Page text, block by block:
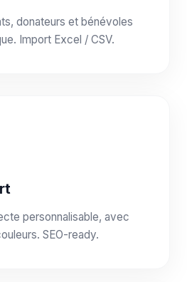
donateurs et bénévoles
Import Excel / CSV.
personnalisable, avec
SEO-ready.